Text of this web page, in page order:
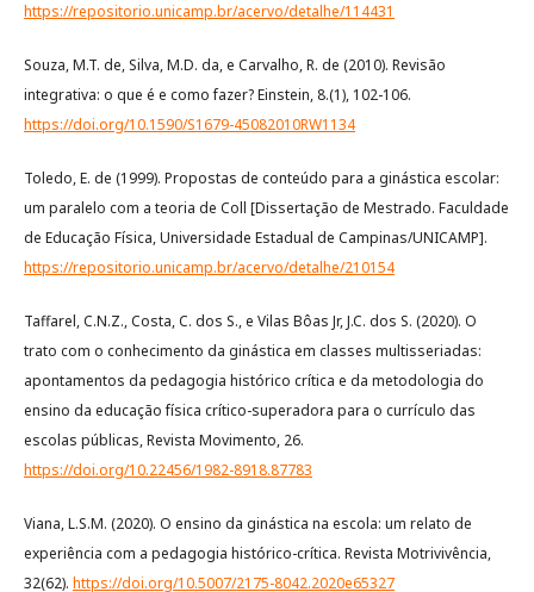
https://repositorio.unicamp.br/acervo/detalhe/114431
Souza, M.T. de, Silva, M.D. da, e Carvalho, R. de (2010). Revisão
integrativa: o que é e como fazer? Einstein, 8.(1), 102-106.
https://doi.org/10.1590/S1679-45082010RW1134
Toledo, E. de (1999). Propostas de conteúdo para a ginástica escolar:
um paralelo com a teoria de Coll [Dissertação de Mestrado. Faculdade
de Educação Física, Universidade Estadual de Campinas/UNICAMP].
https://repositorio.unicamp.br/acervo/detalhe/210154
Taffarel, C.N.Z., Costa, C. dos S., e Vilas Bôas Jr, J.C. dos S. (2020). O
trato com o conhecimento da ginástica em classes multisseriadas:
apontamentos da pedagogia histórico crítica e da metodologia do
ensino da educação física crítico-superadora para o currículo das
escolas públicas, Revista Movimento, 26.
https://doi.org/10.22456/1982-8918.87783
Viana, L.S.M. (2020). O ensino da ginástica na escola: um relato de
experiência com a pedagogia histórico-crítica. Revista Motrivivência,
32(62). https://doi.org/10.5007/2175-8042.2020e65327